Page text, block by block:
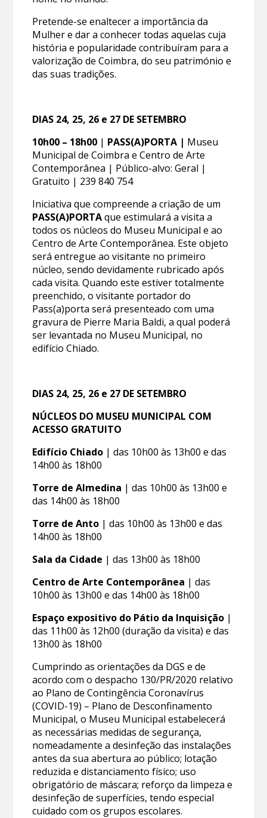
Pretende-se enaltecer a importância da
Mulher e dar a conhecer todas aquelas cuja
história e popularidade contribuíram para a
valorização de Coimbra, do seu património e
das suas tradições.
DIAS 24, 25, 26 e 27 DE SETEMBRO
10h00 – 18h00 | PASS(A)PORTA | Museu
Municipal de Coimbra e Centro de Arte
Contemporânea | Público-alvo: Geral |
Gratuito | 239 840 754
Iniciativa que compreende a criação de um
PASS(A)PORTAque estimulará a visita a
todos os núcleos do Museu Municipal e ao
Centro de Arte Contemporânea. Este objeto
será entregue ao visitante no primeiro
núcleo, sendo devidamente rubricado após
cada visita. Quando este estiver totalmente
preenchido, o visitante portador do
Pass(a)porta será presenteado com uma
gravura de Pierre Maria Baldi, a qual poderá
ser levantada no Museu Municipal, no
edifício Chiado.
DIAS 24, 25, 26 e 27 DE SETEMBRO
NÚCLEOS DO MUSEU MUNICIPAL COM
ACESSO GRATUITO
Edifício Chiado | das 10h00 às 13h00 e das
14h00 às 18h00
Torre de Almedina | das 10h00 às 13h00 e
das 14h00 às 18h00
Torre de Anto | das 10h00 às 13h00 e das
14h00 às 18h00
Sala da Cidade | das 13h00 às 18h00
Centro de Arte Contemporânea | das
10h00 às 13h00 e das 14h00 às 18h00
Espaço expositivo do Pátio da Inquisição |
das 11h00 às 12h00 (duração da visita) e das
13h00 às 18h00
Cumprindo as orientações da DGS e de
acordo com o despacho 130/PR/2020 relativo
ao Plano de Contingência Coronavírus
(COVID-19) – Plano de Desconfinamento
Municipal, o Museu Municipal estabelecerá
as necessárias medidas de segurança,
nomeadamente a desinfeção das instalações
antes da sua abertura ao público; lotação
reduzida e distanciamento físico; uso
obrigatório de máscara; reforço da limpeza e
desinfeção de superfícies, tendo especial
cuidado com os grupos escolares.